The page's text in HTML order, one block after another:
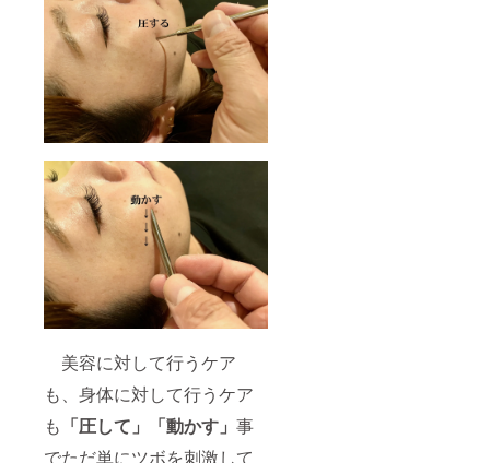
美容に対して行うケア
も、身体に対して行うケア
も 「圧して」「動かす」 事
でただ単にツボを刺激して